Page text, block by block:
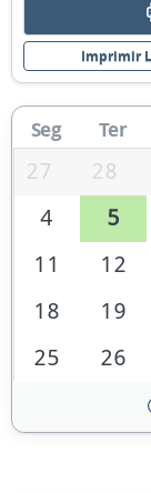
Imprimir
Seg Ter
27 28
4
5
11
12
18
19
25
26